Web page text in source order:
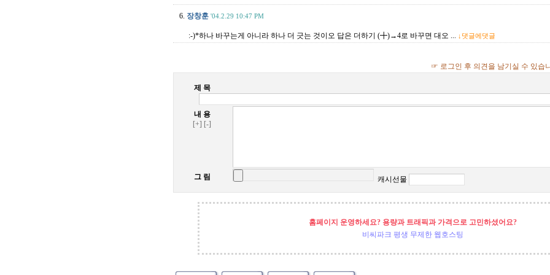
6. 장창훈 '04.2.29 10:47 PM
:-)*하나 바꾸는게 아니라 하나 더 긋는 것이오 답은 더하기 (╋)→4로 바꾸면 대오 ... ↓댓글에댓글
☞ 로그인 후 의견을 남기실 수 있습
제 목
내 용
[+] [-]
그 림 캐시선물
홈페이지 운영하세요? 용량과 트래픽과 가격으로 고민하셨어요?
비씨파크 평생 무제한 웹호스팅